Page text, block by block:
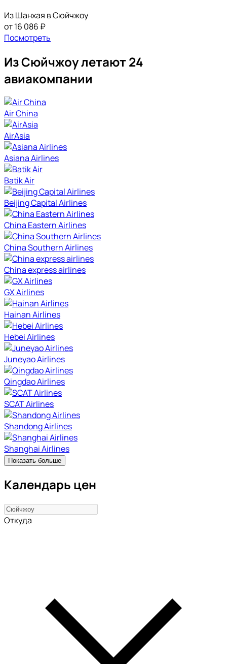
Из Шанхая в Сюйчжоу
от 16 086 ₽
Посмотреть
Из Сюйчжоу летают 24
авиакомпании
Air China
AirAsia
Asiana Airlines
Batik Air
Beijing Capital Airlines
China Eastern Airlines
China Southern Airlines
China express airlines
GX Airlines
Hainan Airlines
Hebei Airlines
Juneyao Airlines
Qingdao Airlines
SCAT Airlines
Shandong Airlines
Shanghai Airlines
Показать больше
Календарь цен
Откуда